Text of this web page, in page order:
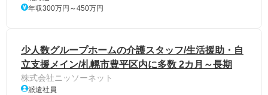
年収300万円～450万円
少人数グループホームの介護スタッフ/生活援助・自
立支援メイン/札幌市豊平区内に多数 2カ月～長期
株式会社ニッソーネット
派遣社員